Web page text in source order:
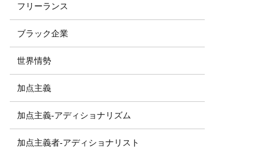
フリーランス
ブラック企業
世界情勢
加点主義
加点主義-アディショナリズム
加点主義者-アディショナリスト